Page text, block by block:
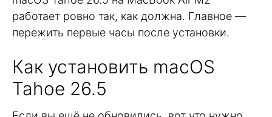
работает ровно так, как должна. Главное —
пережить первые часы после установки.
Как установить macOS
Tahoe 26.5